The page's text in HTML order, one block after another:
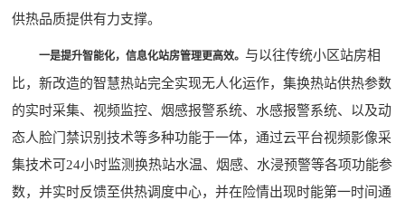
供热品质提供有力支撑。
一是提升智能化，信息化站房管理更高效。与以往传统小区站房相
比，新改造的智慧热站完全实现无人化运作，集换热站供热参数
的实时采集、视频监控、烟感报警系统、水感报警系统、以及动
态人脸门禁识别技术等多种功能于一体，通过云平台视频影像采
集技术可24小时监测换热站水温、烟感、水浸预警等各项功能参
数，并实时反馈至供热调度中心，并在险情出现时能第一时间通